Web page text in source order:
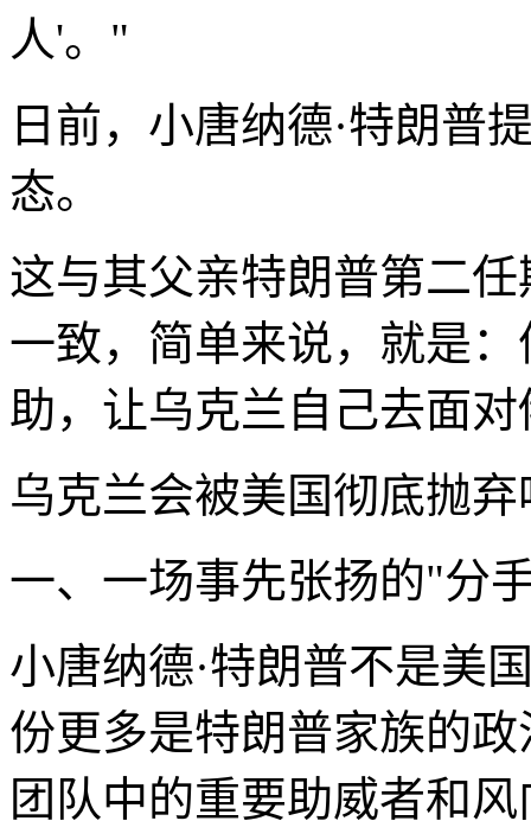
人'。"
日前，小唐纳德·特朗普
态。
这与其父亲特朗普第二
一致，简单来说，就是
助，让乌克兰自己去面
乌克兰会被美国彻底抛弃
一、一场事先张扬的"分
小唐纳德·特朗普不是美
份更多是特朗普家族的
团队中的重要助威者和